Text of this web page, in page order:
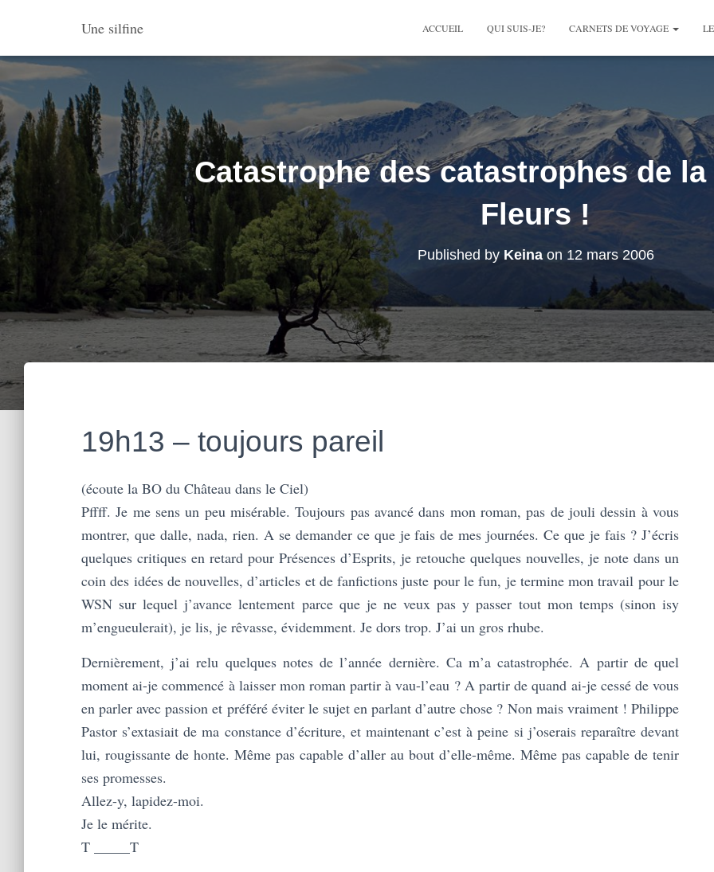
Une silfine ACCUEIL QUI SUIS-JE? CARNETS DE VOYAGE
Catastrophe des catastrophes de
Fleurs !
Published by Keinaon 12 mars 2006
19h13 – toujours pareil
(écoute la BO du Château dans le Ciel)
Pffff. Je me sens un peu misérable. Toujours pas avancé dans mon roman, pas de jouli dessin à vous
montrer, que dalle, nada, rien. A se demander ce que je fais de mes journées. Ce que je fais ? J’écris
quelques critiques en retard pour Présences d’Esprits, je retouche quelques nouvelles, je note dans un
coin des idées de nouvelles, d’articles et de fanfictions juste pour le fun, je termine mon travail pour le
WSN sur lequel j’avance lentement parce que je ne veux pas y passer tout mon temps (sinon isy
m’engueulerait), je lis, je rêvasse, évidemment. Je dors trop. J’ai un gros rhube.
Dernièrement, j’ai relu quelques notes de l’année dernière. Ca m’a catastrophée. A partir de quel
moment ai-je commencé à laisser mon roman partir à vau-l’eau ? A partir de quand ai-je cessé de vous
en parler avec passion et préféré éviter le sujet en parlant d’autre chose ? Non mais vraiment ! Philippe
Pastor s’extasiait de ma constance d’écriture, et maintenant c’est à peine si j’oserais reparaître devant
lui, rougissante de honte. Même pas capable d’aller au bout d’elle-même. Même pas capable de tenir
ses promesses.
Allez-y, lapidez-moi.
Je le mérite.
T _____T